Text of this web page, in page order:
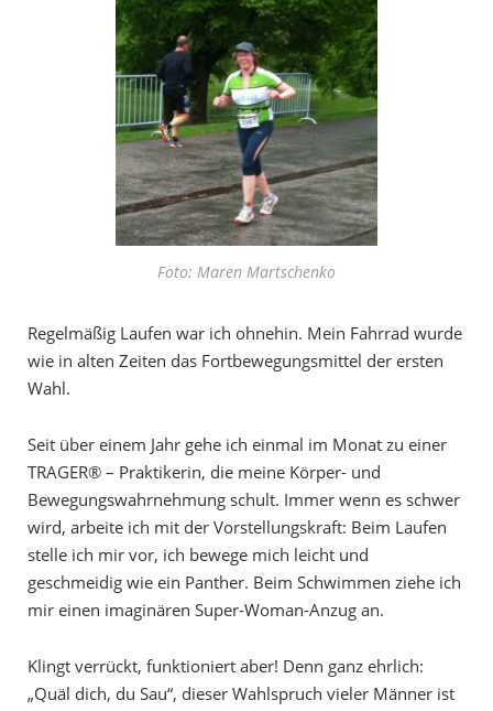
Foto: Maren Martschenko
Regelmäßig Laufen war ich ohnehin. Mein Fahrrad wurde
wie in alten Zeiten das Fortbewegungsmittel der ersten
Wahl.
Seit über einem Jahr gehe ich einmal im Monat zu einer
TRAGER® – Praktikerin, die meine Körper- und
Bewegungswahrnehmung schult. Immer wenn es schwer
wird, arbeite ich mit der Vorstellungskraft: Beim Laufen
stelle ich mir vor, ich bewege mich leicht und
geschmeidig wie ein Panther. Beim Schwimmen ziehe ich
mir einen imaginären Super-Woman-Anzug an.
Klingt verrückt, funktioniert aber! Denn ganz ehrlich:
„Quäl dich, du Sau“, dieser Wahlspruch vieler Männer ist